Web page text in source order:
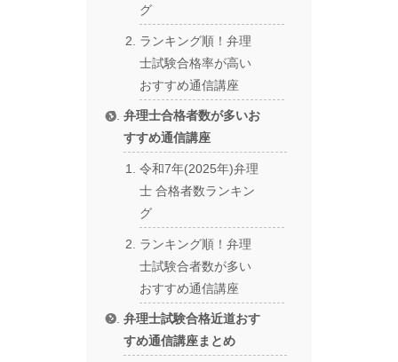
グ
ランキング順！弁理
士試験合格率が高い
おすすめ通信講座
弁理士合格者数が多いお
すすめ通信講座
令和7年(2025年)弁理
士 合格者数ランキン
グ
ランキング順！弁理
士試験合者数が多い
おすすめ通信講座
弁理士試験合格近道おす
すめ通信講座まとめ